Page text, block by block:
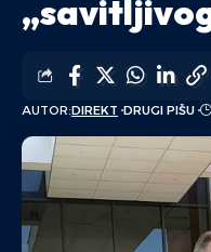
AUTOR:DIREKT DRUGI PIŠU